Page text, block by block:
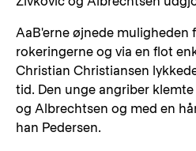
AaB'erne øjnede muligheden
rokeringerne og via en flot
Christian Christiansen
tid. Den unge angriber
og Albrechtsen og med en
han Pedersen.